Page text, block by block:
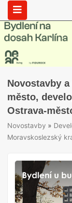
Novostavby
město,
Ostrava-
Novostavby »
Moravskoslezský